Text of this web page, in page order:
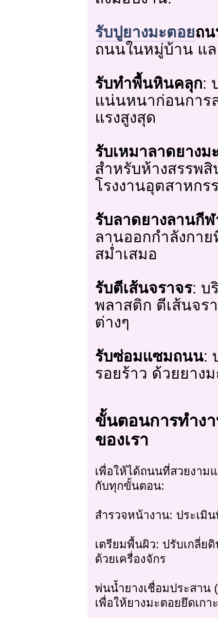
รับปูยางมะตอยถ
ถนนในหมู่บ้าน แ
รับทำพื้นหินคลุก:
แน่นหนาก่อนการ
แรงสูงสุด
รับเหมาลาดยาง
สำหรับห้างสรรพ
โรงงานอุตสาหกร
รับลาดยางลานกีฬ
ลานออกกำลังกาย
สม่ำเสมอ
รับตีเส้นจราจร: บ
พลาสติก ตีเส้นจ
ต่างๆ
รับซ่อมแซมถนน:
รอยร้าว ด้วยยาง
ขั้นตอนการทำง
ของเรา
เพื่อให้ได้ถนนที่สวยงาม
กับทุกขั้นตอน:
สำรวจหน้างาน: ประเมิ
เตรียมพื้นผิว: ปรับเกลี่
ด้วยเครื่องจักร
พ่นน้ำยางเชื่อมประสาน
เพื่อให้ยางมะตอยยึดเก